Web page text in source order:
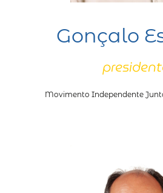
Gonçalo
Movimento Independente